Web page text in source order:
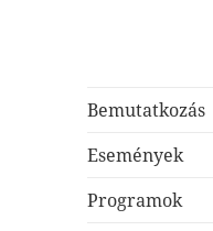
Bemutatkozás
Események
Programok